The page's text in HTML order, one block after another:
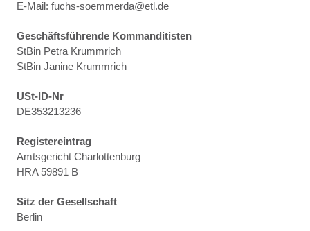
E-Mail: fuchs-soemmerda@etl.de
Geschäftsführende Kommanditisten
StBin Petra Krummrich
StBin Janine Krummrich
USt-ID-Nr
DE353213236
Registereintrag
Amtsgericht Charlottenburg
HRA 59891 B
Sitz der Gesellschaft
Berlin